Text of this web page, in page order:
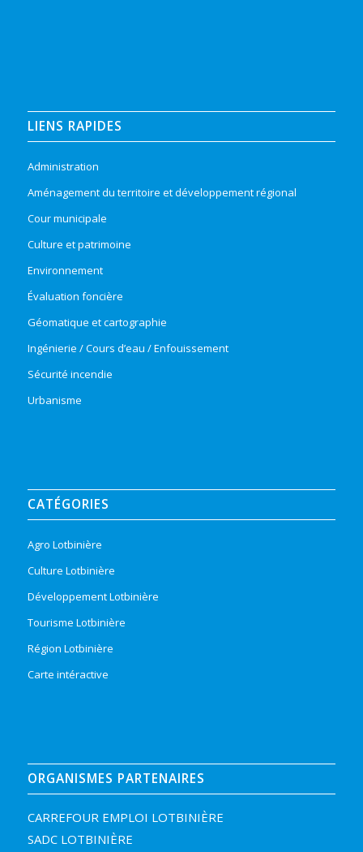
LIENS RAPIDES
Administration
Aménagement du territoire et développement régional
Cour municipale
Culture et patrimoine
Environnement
Évaluation foncière
Géomatique et cartographie
Ingénierie / Cours d’eau / Enfouissement
Sécurité incendie
Urbanisme
CATÉGORIES
Agro Lotbinière
Culture Lotbinière
Développement Lotbinière
Tourisme Lotbinière
Région Lotbinière
Carte intéractive
ORGANISMES PARTENAIRES
CARREFOUR EMPLOI LOTBINIÈRE
SADC LOTBINIÈRE